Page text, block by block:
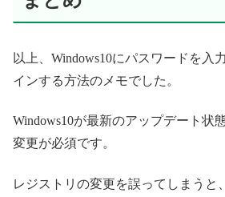
以上、Windows10にパスワードを入
インする方法のメモでした。
Windows10が最新のアップデート状
変更が必須です。
レジストリの変更を誤ってしまうと